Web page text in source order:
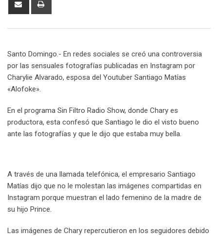
Santo Domingo.- En redes sociales se creó una controversia
por las sensuales fotografías publicadas en Instagram por
Charylie Alvarado, esposa del Youtuber Santiago Matías
«Alofoke».
En el programa Sin Filtro Radio Show, donde Chary es
productora, esta confesó que Santiago le dio el visto bueno
ante las fotografías y que le dijo que estaba muy bella.
A través de una llamada telefónica, el empresario Santiago
Matías dijo que no le molestan las imágenes compartidas en
Instagram porque muestran el lado femenino de la madre de
su hijo Prince.
Las imágenes de Chary repercutieron en los seguidores debido